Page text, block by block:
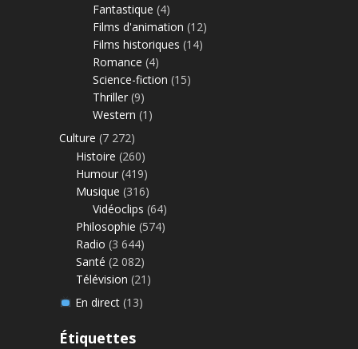
Fantastique (4)
Films d'animation (12)
Films historiques (14)
Romance (4)
Science-fiction (15)
Thriller (9)
Western (1)
Culture (7 272)
Histoire (260)
Humour (419)
Musique (316)
Vidéoclips (64)
Philosophie (574)
Radio (3 644)
Santé (2 082)
Télévision (21)
En direct(13)
Étiquettes